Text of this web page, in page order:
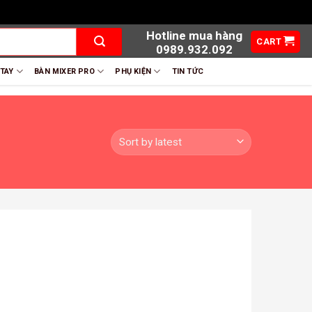
Hotline mua hàng
0989.932.092
CART
BÀN MIXER PRO PHỤ KIỆN TIN TỨC